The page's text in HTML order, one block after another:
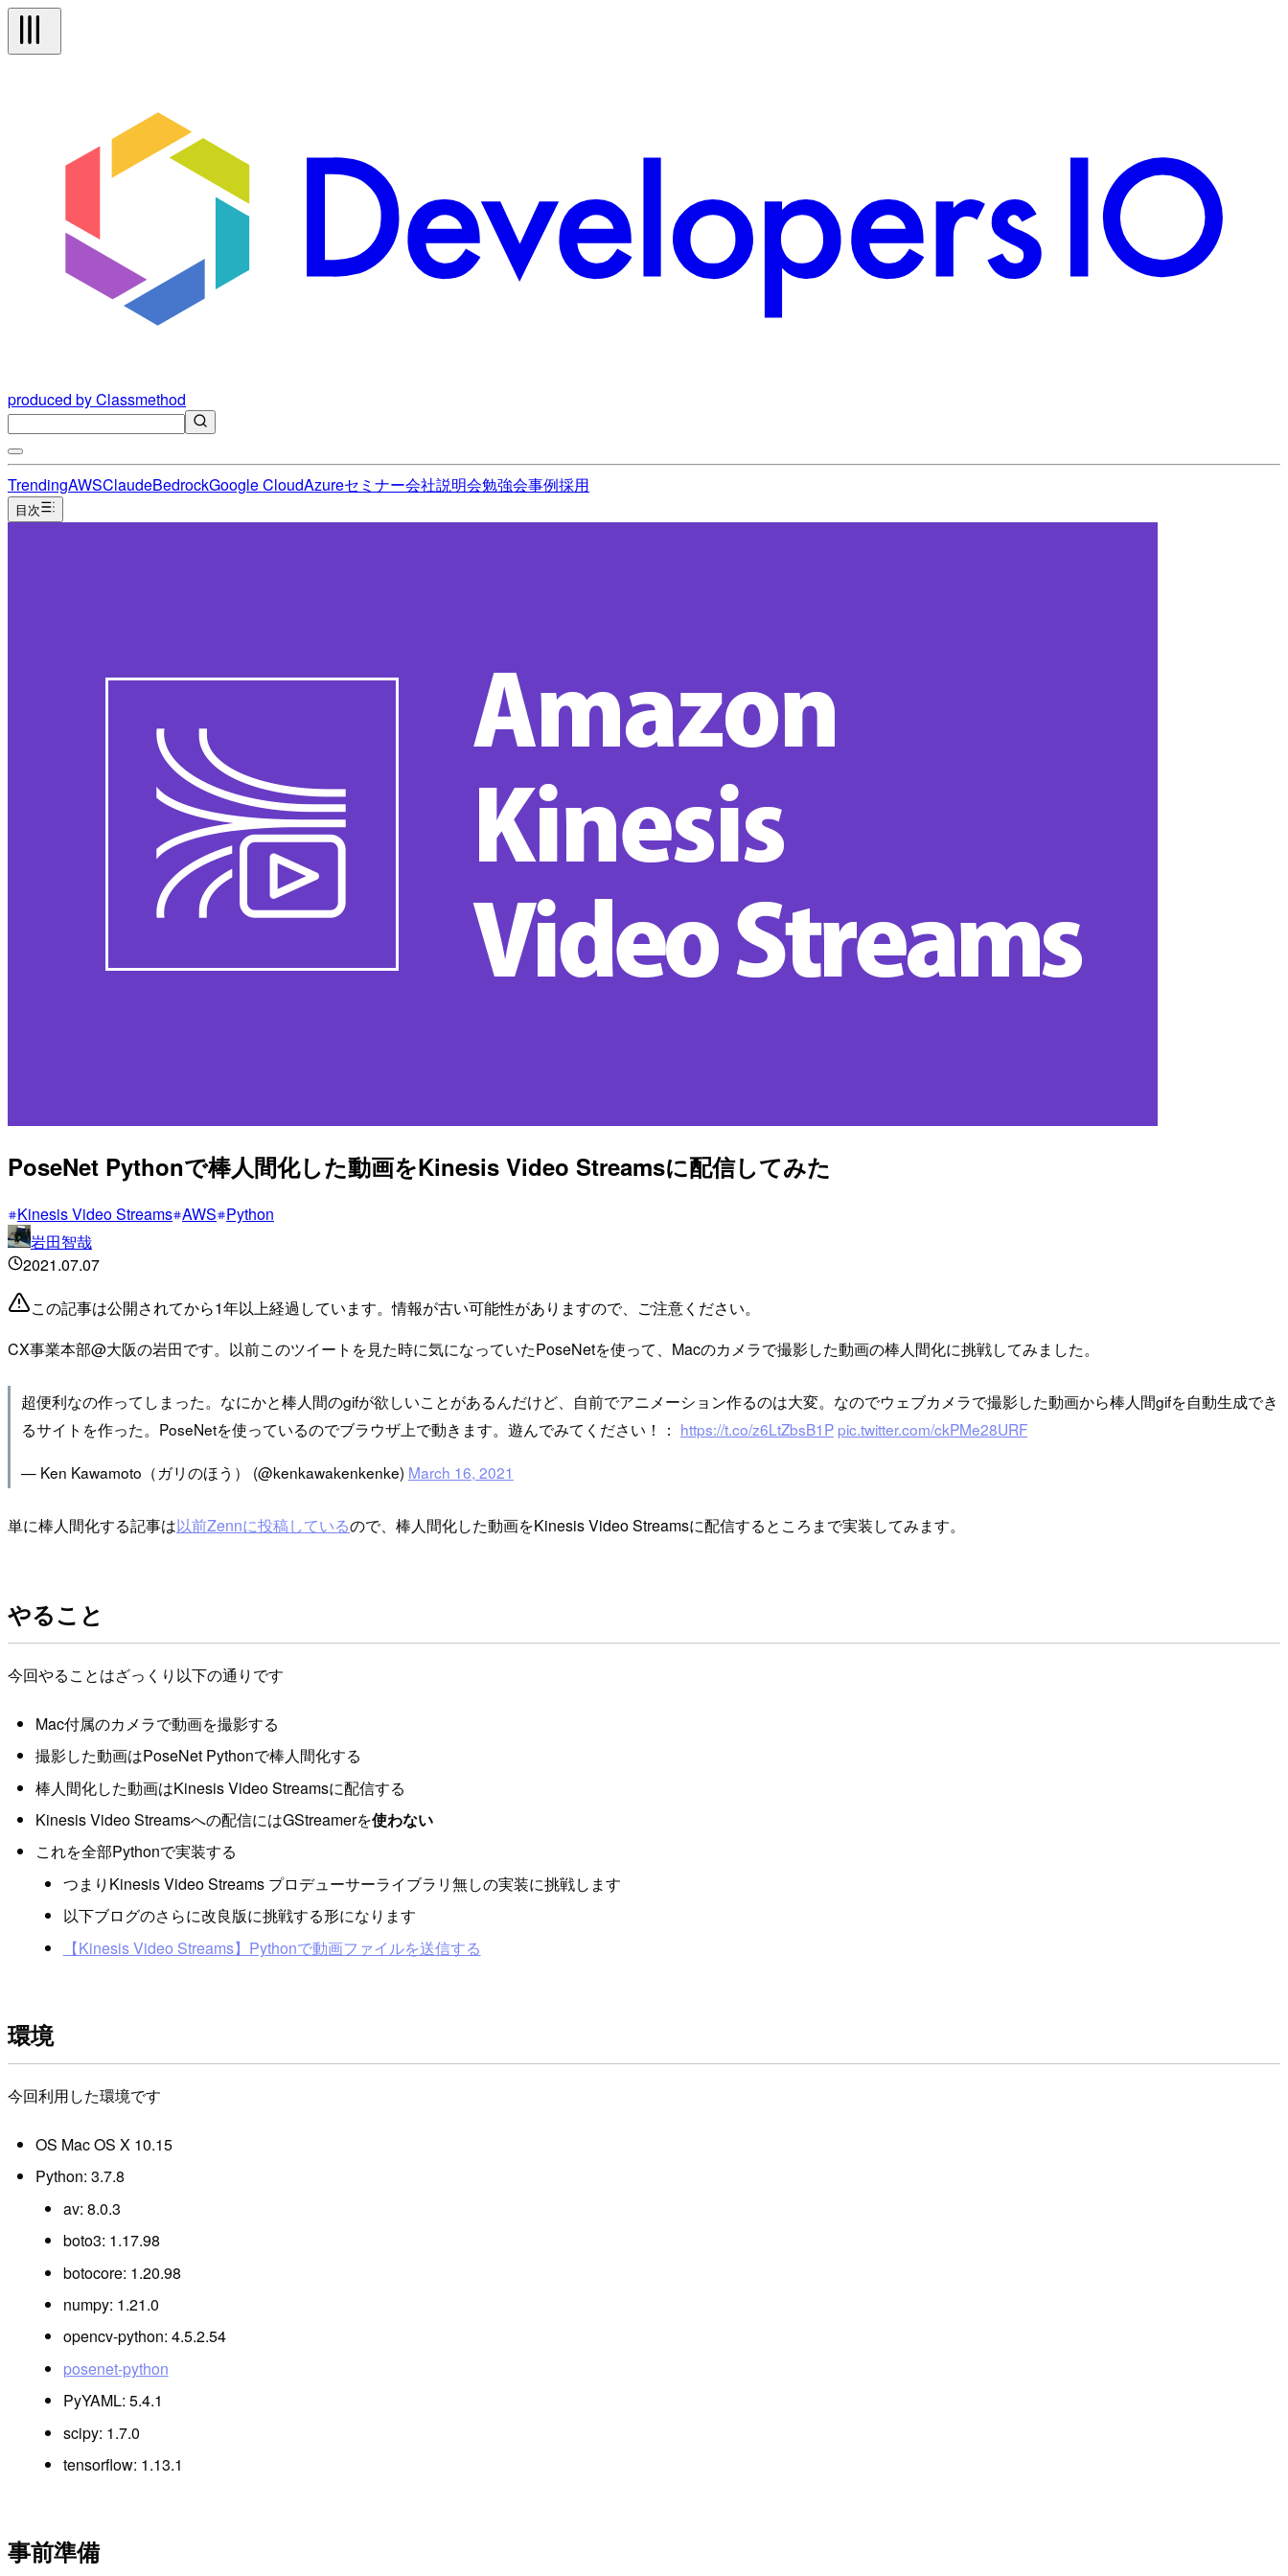
produced by Classmethod
TrendingAWSClaudeBedrockGoogle CloudAzureセミナー会社説明会勉強会事例採用
目次
PoseNet Pythonで棒人間化した動画をKinesis Video Streamsに配信してみた
Kinesis Video Streams AWS Python
岩田智哉
2021.07.07
この記事は公開されてから1年以上経過しています。情報が古い可能性がありますので、ご注意ください。
CX事業本部@大阪の岩田です。以前このツイートを見た時に気になっていたPoseNetを使って、Macのカメラで撮影した動画の棒人間化に挑戦してみました。
超便利なの作ってしまった。なにかと棒人間のgifが欲しいことがあるんだけど、自前でアニメーション作るのは大変。なのでウェブカメラで撮影した動画から棒人間gifを自動生成でき
るサイトを作った。PoseNetを使っているのでブラウザ上で動きます。遊んでみてください！： https://t.co/z6LtZbsB1P pic.twitter.com/ckPMe28URF
— Ken Kawamoto（ガリのほう） (@kenkawakenkenke) March 16, 2021
単に棒人間化する記事は以前Zennに投稿しているので、棒人間化した動画をKinesis Video Streamsに配信するところまで実装してみます。
やること
今回やることはざっくり以下の通りです
Mac付属のカメラで動画を撮影する
撮影した動画はPoseNet Pythonで棒人間化する
棒人間化した動画はKinesis Video Streamsに配信する
Kinesis Video Streamsへの配信にはGStreamerを使わない
これを全部Pythonで実装する
つまりKinesis Video Streams プロデューサーライブラリ無しの実装に挑戦します
以下ブログのさらに改良版に挑戦する形になります
【Kinesis Video Streams】Pythonで動画ファイルを送信する
環境
今回利用した環境です
OS Mac OS X 10.15
Python: 3.7.8
av: 8.0.3
boto3: 1.17.98
botocore: 1.20.98
numpy: 1.21.0
opencv-python: 4.5.2.54
posenet-python
PyYAML: 5.4.1
scipy: 1.7.0
tensorflow: 1.13.1
事前準備